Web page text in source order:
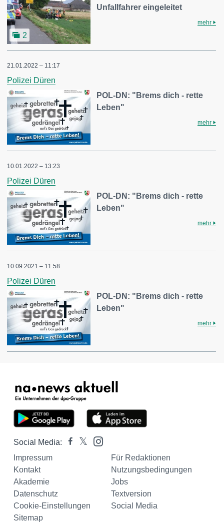
2
Unfallfahrer eingeleitet
mehr
21.01.2022 – 11:17
Polizei Düren
POL-DN: "Brems dich - rette
Leben"
mehr
10.01.2022 – 13:23
Polizei Düren
POL-DN: "Brems dich - rette
Leben"
mehr
10.09.2021 – 11:58
Polizei Düren
POL-DN: "Brems dich - rette
Leben"
mehr
Social Media:
Impressum
Für Redaktionen
Kontakt
Nutzungsbedingungen
Akademie
Jobs
Datenschutz
Textversion
Cookie-Einstellungen
Social Media
Sitemap